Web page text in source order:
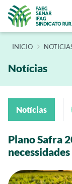
INÍCIO
Notícias
Notícias
Plano Safra